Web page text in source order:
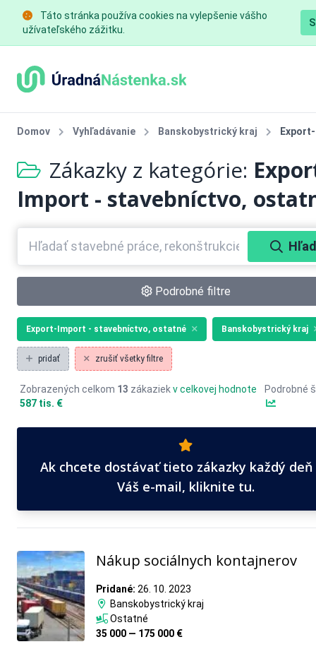
Táto stránka používa cookies na vylepšenie vášho
užívateľského zážitku.
Domov Vyhľadávanie Banskobystrický kraj
Zákazky z kategórie:
Import - stavebníctvo,
Podrobné filtre
Export-Import - stavebníctvo, ostatné Banskobystrický kraj
pridať zrušiť všetky filtre
Zobrazených celkom 13 zákaziekv celkovej hodnote
587 tis. €
Podrobné
Ak chcete dostávať tieto zákazky každý deň
Váš e-mail, kliknite tu.
Nákup sociálnych kontajnerov
Pridané: 26. 10. 2023
Banskobystrický kraj
Ostatné
35 000 — 175 000 €